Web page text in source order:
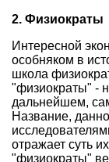
2. Физиократы
Интересной
особняком в
школа
"физиократы" -
дальнейшем,
Название,
отражает суть
"физиократы"